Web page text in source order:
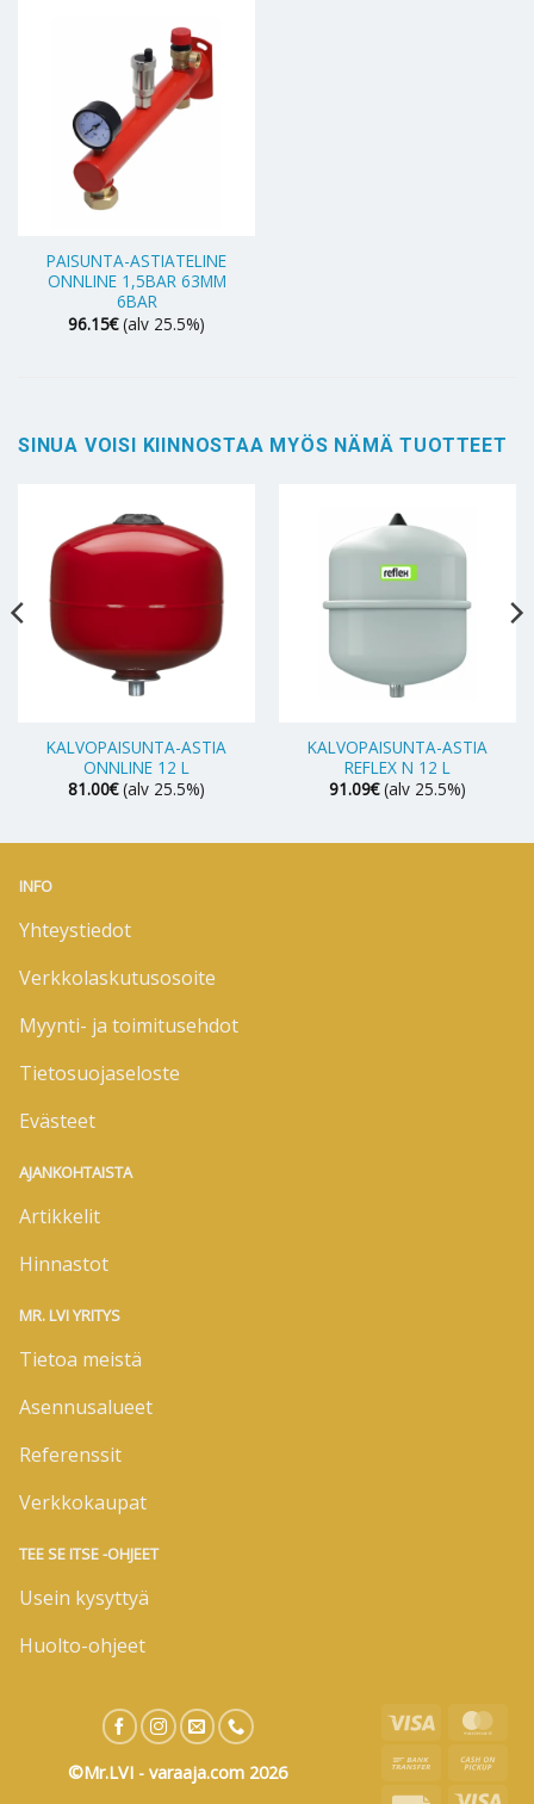
PAISUNTA-ASTIATELINE
ONNLINE 1,5BAR 63MM
6BAR
96.15€ (alv 25.5%)
SINUA VOISI KIINNOSTAA MYÖS NÄMÄ TUOTTEET
KALVOPAISUNTA-ASTIA
ONNLINE 12 L
81.00€ (alv 25.5%)
KALVOPAISUNTA-ASTIA
REFLEX N 12 L
91.09€ (alv 25.5%)
INFO
Yhteystiedot
Verkkolaskutusosoite
Myynti- ja toimitusehdot
Tietosuojaseloste
Evästeet
AJANKOHTAISTA
Artikkelit
Hinnastot
MR. LVI YRITYS
Tietoa meistä
Asennusalueet
Referenssit
Verkkokaupat
TEE SE ITSE -OHJEET
Usein kysyttyä
Huolto-ohjeet
©Mr.LVI - varaaja.com 2026
Visa
Bank
Transfer